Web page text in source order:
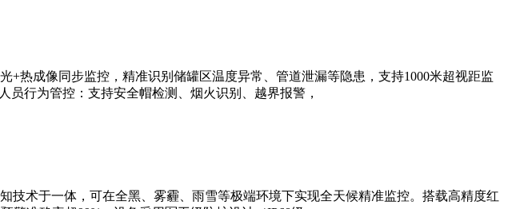
成像同步监控，精准识别储罐区温度异常、管道泄漏等隐患，支持1000米超视距监
行为管控：支持安全帽检测、烟火识别、越界报警，
术于一体，可在全黑、雾霾、雨雪等极端环境下实现全天候精准监控。搭载高精度红